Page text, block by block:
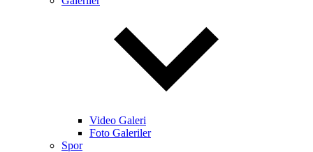
Video Galeri
Foto Galeriler
Spor